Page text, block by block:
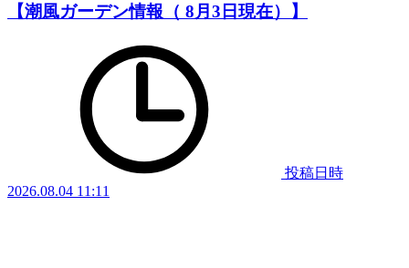
【潮風ガーデン情報（ 8月3日現在）】
投稿日時
2026.08.04 11:11